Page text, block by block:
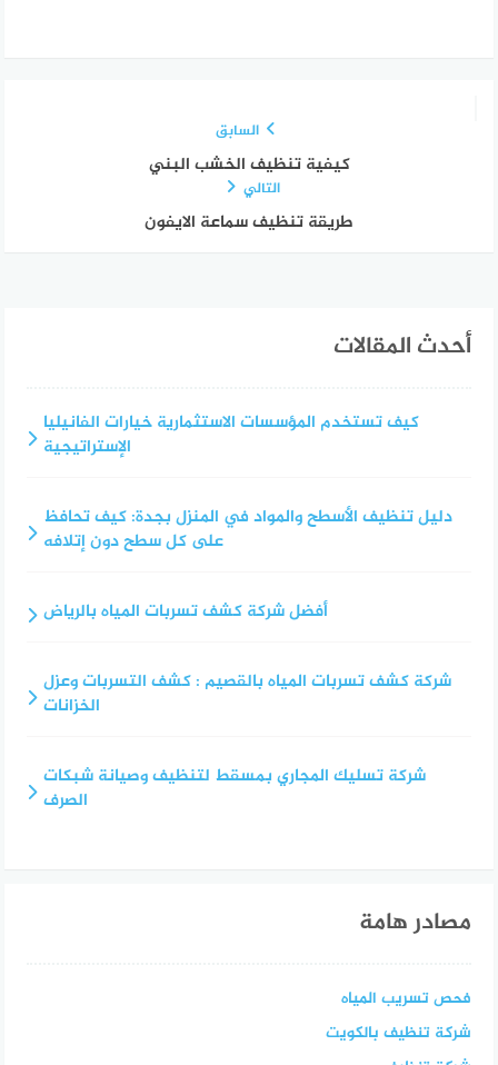
السابق
كيفية تنظيف الخشب البني
التالي
طريقة تنظيف سماعة الايفون
أحدث المقالات
كيف تستخدم المؤسسات الاستثمارية خيارات الفانيليا
الإستراتيجية
دليل تنظيف الأسطح والمواد في المنزل بجدة: كيف تحافظ
على كل سطح دون إتلافه
أفضل شركة كشف تسربات المياه بالرياض
شركة كشف تسربات المياه بالقصيم : كشف التسربات وعزل
الخزانات
شركة تسليك المجاري بمسقط لتنظيف وصيانة شبكات
الصرف
مصادر هامة
فحص تسريب المياه
شركة تنظيف بالكويت